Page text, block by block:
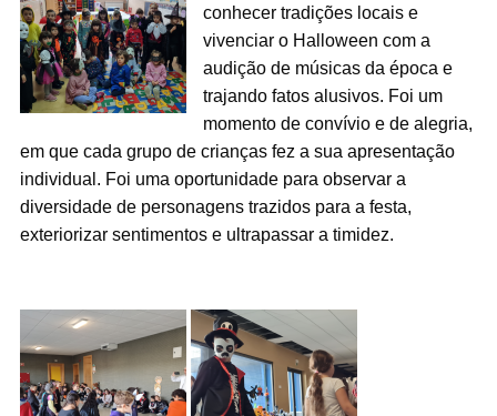
conhecer tradições locais e
vivenciar o Halloween com a
audição de músicas da época e
trajando fatos alusivos. Foi um
momento de convívio e de alegria,
em que cada grupo de crianças fez a sua apresentação
individual. Foi uma oportunidade para observar a
diversidade de personagens trazidos para a festa,
exteriorizar sentimentos e ultrapassar a timidez.